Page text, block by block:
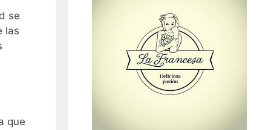
se
las
que